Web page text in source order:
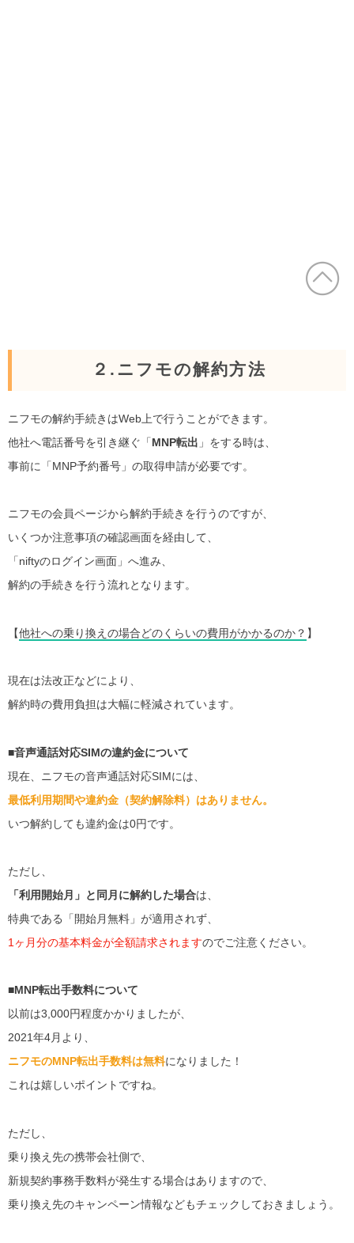
２.ニフモの解約方法
ニフモの解約手続きはWeb上で行うことができます。
他社へ電話番号を引き継ぐ「MNP転出 」をする時は、
事前に「MNP予約番号」の取得申請が必要です。
ニフモの会員ページから解約手続きを行うのですが、
いくつか注意事項の確認画面を経由して、
「niftyのログイン画面」へ進み、
解約の手続きを行う流れとなります。
【他社への乗り換えの場合どのくらいの費用がかかるのか？ 】
現在は法改正などにより、
解約時の費用負担は大幅に軽減されています。
■音声通話対応SIMの違約金について
現在、ニフモの音声通話対応SIMには、
最低利用期間や違約金（契約解除料）はありません。
いつ解約しても違約金は0円です。
ただし、
「利用開始月」と同月に解約した場合は、
特典である「開始月無料」が適用されず、
1ヶ月分の基本料金が全額請求されますのでご注意ください。
■MNP転出手数料について
以前は3,000円程度かかりましたが、
2021年4月より、
ニフモのMNP転出手数料は無料になりました！
これは嬉しいポイントですね。
ただし、
乗り換え先の携帯会社側で、
新規契約事務手数料が発生する場合はありますので、
乗り換え先のキャンペーン情報などもチェックしておきましょう。